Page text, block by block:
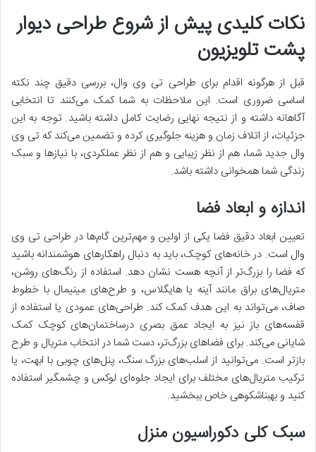
نکات کلیدی پیش از شروع طراحی دیوار
پشت تلویزیون
قبل از هرگونه اقدام برای طراحی تی وی وال، بررسی دقیق چند نکته
اساسی ضروری است. این ملاحظات به شما کمک می‌کنند تا انتخابی
آگاهانه داشته و از نتیجه نهایی رضایت کامل داشته باشید. توجه به این
جزئیات، از اتلاف زمان و هزینه جلوگیری کرده و تضمین می‌کند که تی وی
وال جدید شما، هم از نظر زیبایی و هم از نظر عملکردی، با نیازها و سبک
زندگی شما همخوانی داشته باشد.
اندازه و ابعاد فضا
تعیین ابعاد دقیق فضا یکی از اولین و مهم‌ترین گام‌ها در طراحی تی وی
وال است. در خانه‌های کوچک، باید به دنبال راهکارهای هوشمندانه باشید
که فضا را بزرگ‌تر از آنچه هست نشان دهد. استفاده از رنگ‌های روشن،
متریال‌های براق مانند آینه یا هایگلاس، و طرح‌های مینیمال با خطوط
صاف، می‌تواند به این هدف کمک کند. طراحی‌های عمودی یا استفاده از
قفسه‌های باز نیز به ایجاد عمق بصری درساختمان‌های کوچک کمک
شایانی می‌کند. برای فضاهای بزرگ‌تر، دست شما در انتخاب متریال و طرح
بازتر است. می‌توانید از اسلب‌های بزرگ سنگ، پنل‌های چوبی با ابهت، یا
ترکیب متریال‌های مختلف برای ایجاد جلوه‌ای لوکس و چشمگیر استفاده
کنید و بهبناشکوهی خاص ببخشید.
سبک کلی دکوراسیون منزل